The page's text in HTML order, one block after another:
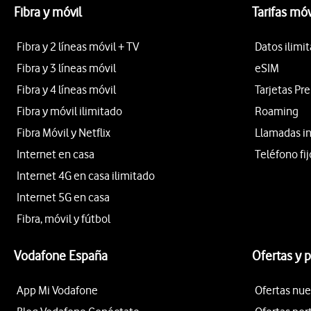
Fibra y móvil
Fibra y 2 líneas móvil + TV
Fibra y 3 líneas móvil
Fibra y 4 líneas móvil
Fibra y móvil ilimitado
Fibra Móvil y Netflix
Internet en casa
Internet 4G en casa ilimitado
Internet 5G en casa
Fibra, móvil y fútbol
Tarifas
Datos
eSIM
Tarjetas
Roaming
Llamadas
Teléfono
Vodafone España
App Mi Vodafone
Ofertas y
Ofertas